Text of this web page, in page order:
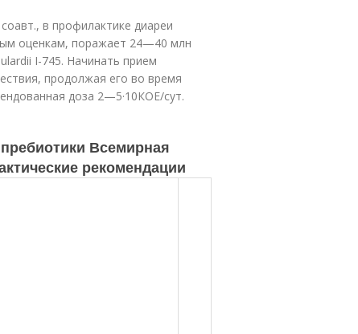
в профилактике диареи
оценкам, поражает 24—40 млн
I-745. Начинать прием
продолжая его во время
доза 2—5·10КОЕ/сут.
Всемирная
рекомендации